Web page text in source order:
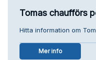
Tomas chaufförs
Hitta information om
Mer info